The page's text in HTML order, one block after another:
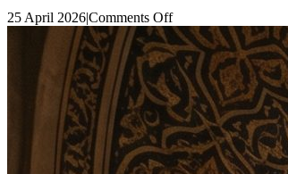
25 April 2026|Comments Off